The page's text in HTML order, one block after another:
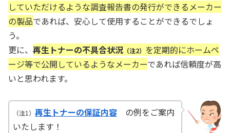
していただけるような調査報告書の発行ができるメーカー
の製品であれば、安心して使用することができるでしょ
う。
更に、 再生トナーの不具合状況 （注2） を定期的にホームペ
ージ等で公開しているようなメーカーであれば信頼度が高
いと思われます。
（注1） 再生トナーの保証内容 の例をご案内
いたします！